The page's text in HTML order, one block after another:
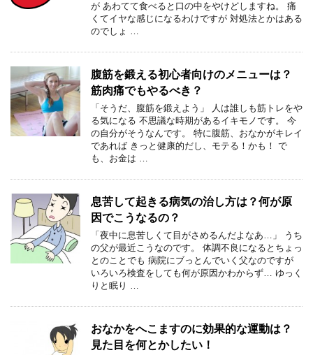
が あわてて食べると口の中をやけどしますね。 痛
くてイヤな感じになるわけですが 対処法とかはある
のでしょ …
腹筋を鍛える初心者向けのメニューは？
筋肉痛でもやるべき？
「そうだ、腹筋を鍛えよう」 人は誰しも筋トレをや
る気になる 不思議な時期があるイキモノです。 今
の自分がそうなんです。 特に腹筋、おなかがキレイ
であれば きっと健康的だし、モテる！かも！ で
も、お金は …
息苦して起きる病気の治し方は？何が原
因でこうなるの？
「夜中に息苦しくて目がさめるんだよなあ…」 うち
の父が最近こうなのです。 体調不良になるとちょっ
とのことでも 病院にブっとんでいく父なのですが
いろいろ検査をしても何が原因かわからず… ゆっく
りと眠り …
おなかをへこますのに効果的な運動は？
見た目を何とかしたい！